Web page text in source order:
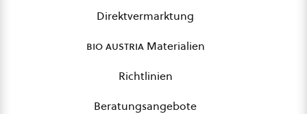
Direktvermarktung
bio austriaMaterialien
Richtlinien
Beratungsangebote